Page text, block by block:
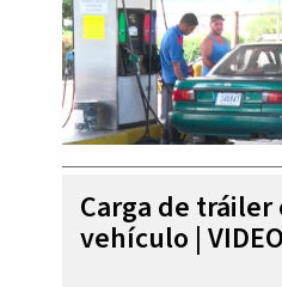
Carga de tráiler
vehículo | VIDEO